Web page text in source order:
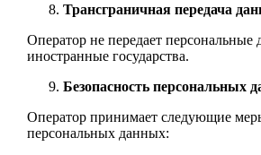
Трансграничная передача
Оператор не передает персональные
иностранные государства.
Безопасность персональных
Оператор принимает следующие
персональных данных: